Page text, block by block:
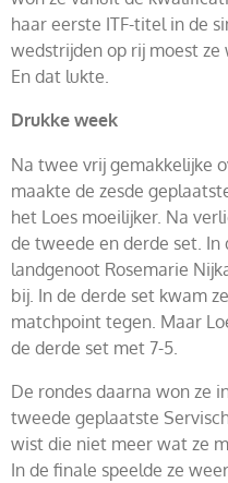
haar eerste ITF-titel in de
wedstrijden op rij moest
En dat lukte.
Drukke week
Na twee vrij gemakkelijke
maakte de zesde
het Loes moeilijker. Na
de tweede en derde set.
landgenoot Rosemarie
bij. In de derde set kwam
matchpoint tegen. Maar
de derde set met 7-5.
De rondes daarna won ze
tweede geplaatste
wist die niet meer wat ze
In de finale speelde ze